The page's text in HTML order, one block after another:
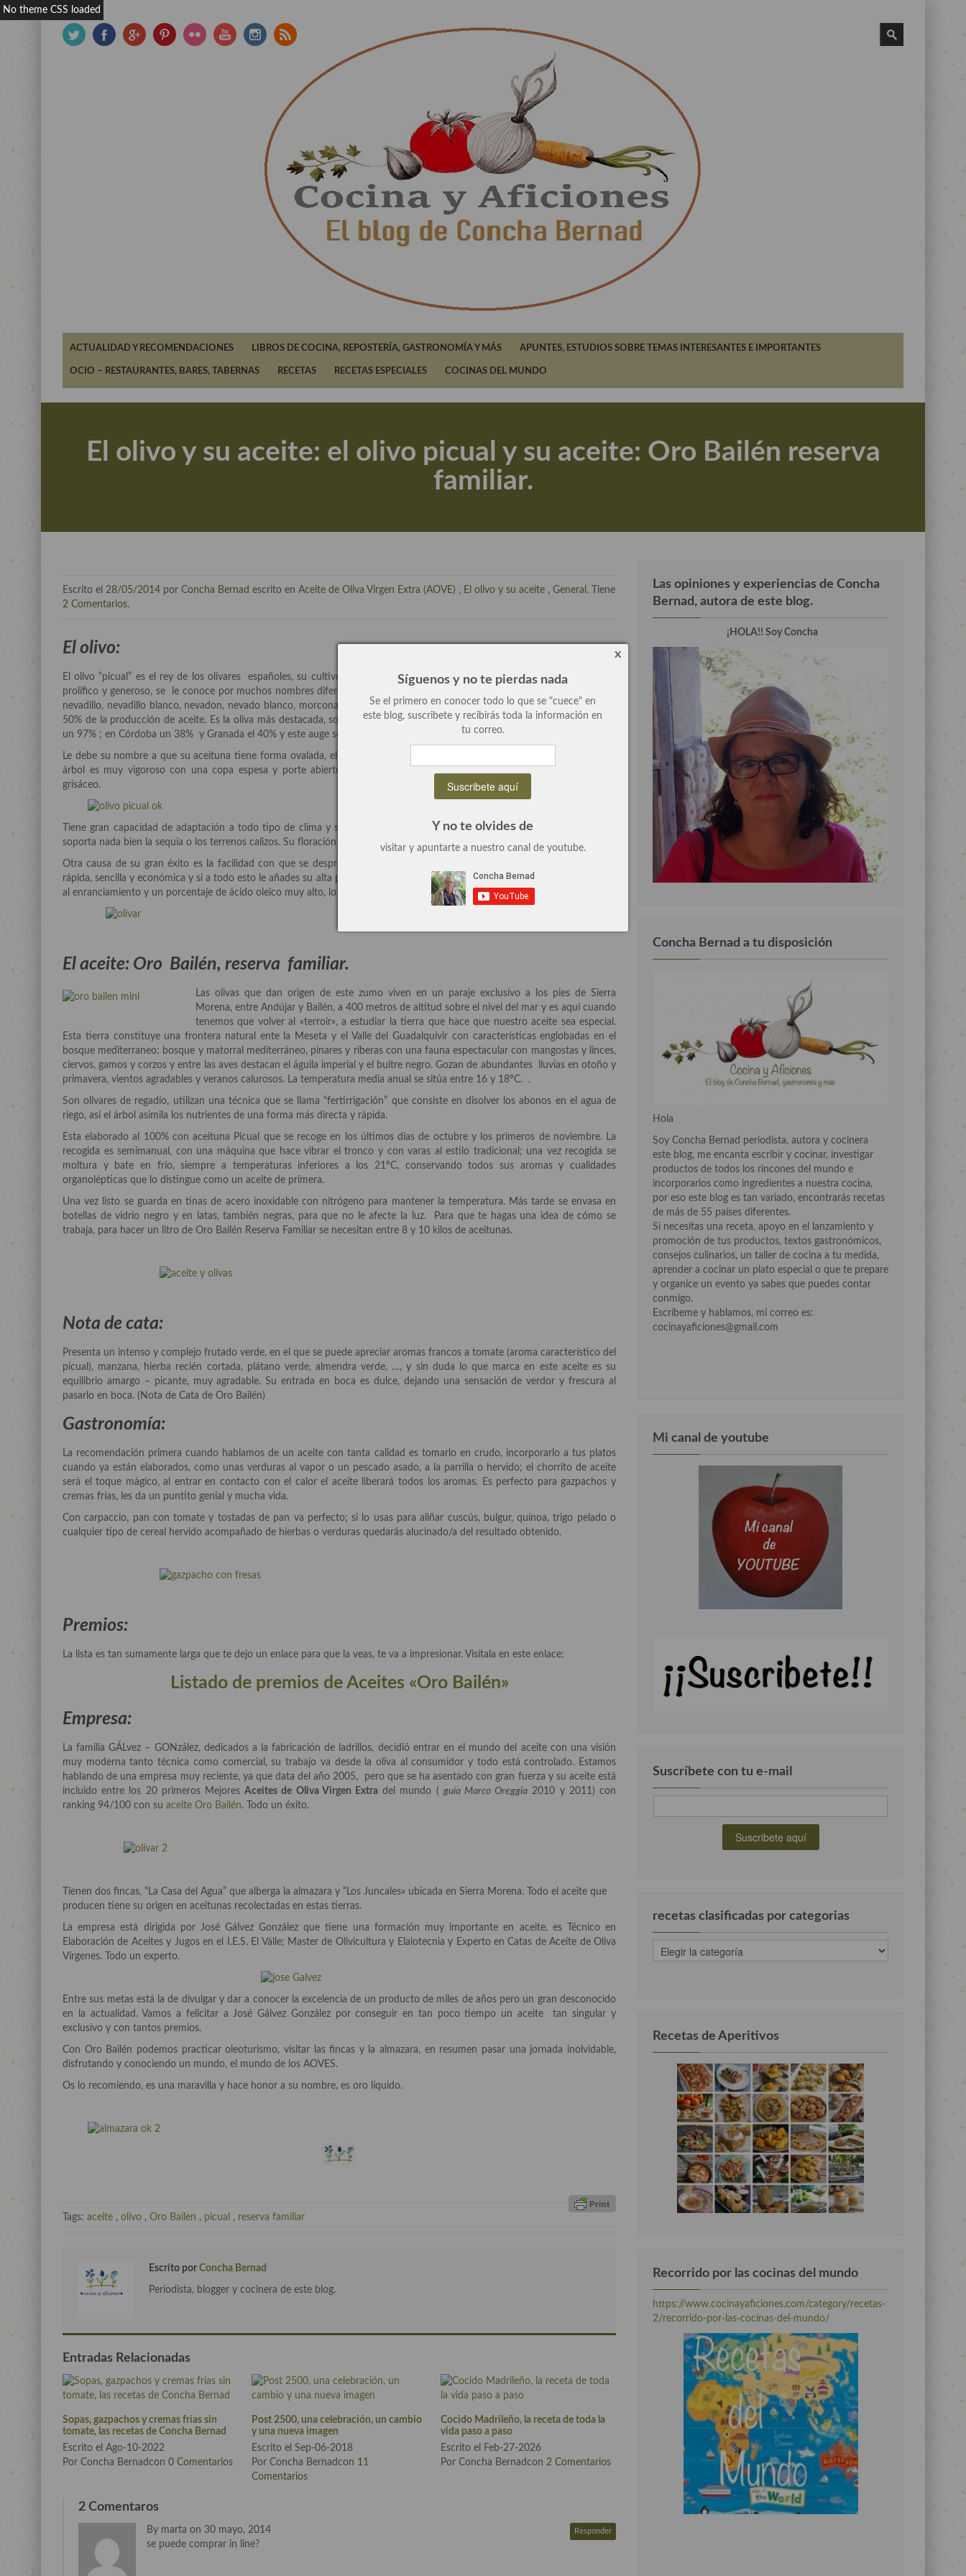
ACTUALIDAD Y RECOMENDACIONES LIBROS DE COCINA, REPOSTERÍA, GASTRONOMÍA Y MÁS APUNTES, ESTUDIOS SOBRE TEMAS INTERESANTES E IMPORTANTES
OCIO – RESTAURANTES, BARES, TABERNAS RECETAS RECETAS ESPECIALES COCINAS DEL MUNDO
El olivo y su aceite: el olivo picual y su aceite: Oro Bailén reserva
familiar.
Escrito el 28/05/2014 por Concha Bernad escrito en Aceite de Oliva Virgen Extra (AOVE) , El olivo y su aceite , General . Tiene
2 Comentarios.
El olivo:
El olivo “picual” es el rey de los olivares españoles, su cultivo está repartido por toda la geografía nacional ya que es muy
prolífico y generoso, se le conoce por muchos nombres diferentes: picual, picúa, marteño, corriente, jabata, andaluza, salga,
nevadillo, nevadillo blanco, nevadon, nevado blanco, morcona, fina, temprana…. Ocupa el 30% de la superficie olivarera y el
50% de la producción de aceite. Es la oliva más destacada, sobre todo en Andalucía y especialmente en Jaén donde ocupa
un 97% ; en Córdoba un 38% y Granada el 40% y este auge se debe a su gran productividad y pronta maduración.
Le debe su nombre a que su aceituna tiene forma ovalada, elíptica y asimétrica, con un pico al final de tamaño mediano; el
árbol es muy vigoroso con una copa espesa y porte abierto; las hojas son de tamaño medio con el haz verde y envés
grisáceo.
Tiene gran capacidad de adaptación a todo tipo de clima y suelo, aguanta el frío, la salinidad y el exceso de agua pero no
soporta nada bien la sequía o los terrenos calizos. Su floración es de intensidad media y su maduración temprana.
Otra causa de su gran éxito es la facilidad con que se desprende el fruto, lo que hace que la recolección sea mucho más
rápida, sencilla y económica y si a todo esto le añades su alta productividad, con un aceite muy estable y con gran resistencia
al enranciamiento y un porcentaje de ácido oleico muy alto, lo convierten en el olivo preferido de muchos agricultores.
El aceite: Oro Bailén, reserva familiar.
Las olivas que dan origen de este zumo viven en un paraje exclusivo a los pies de Sierra
Morena, entre Andújar y Bailén, a 400 metros de altitud sobre el nivel del mar y es aquí cuando
tenemos que volver al «terroir», a estudiar la tierra que hace que nuestro aceite sea especial.
Esta tierra constituye una frontera natural ente la Meseta y el Valle del Guadalquivir con características englobadas en el
bosque mediterraneo: bosque y matorral mediterráneo, pinares y riberas con una fauna espectacular con mangostas y linces,
ciervos, gamos y corzos y entre las aves destacan el águila imperial y el buitre negro. Gozan de abundantes lluvias en otoño y
primavera, vientos agradables y veranos calurosos. La temperatura media anual se sitúa entre 16 y 18ºC. .
Son olivares de regadío, utilizan una técnica que se llama “fertirrigación” que consiste en disolver los abonos en el agua de
riego, así el árbol asimila los nutrientes de una forma más directa y rápida.
Esta elaborado al 100% con aceituna Picual que se recoge en los últimos días de octubre y los primeros de noviembre. La
recogida es semimanual, con una máquina que hace vibrar el tronco y con varas al estilo tradicional; una vez recogida se
moltura y bate en frío, siempre a temperaturas inferiores a los 21ºC, conservando todos sus aromas y cualidades
organolépticas que lo distingue como un aceite de primera.
Una vez listo se guarda en tinas de acero inoxidable con nitrógeno para mantener la temperatura. Más tarde se envasa en
botellas de vidrio negro y en latas, también negras, para que no le afecte la luz. Para que te hagas una idea de cómo se
trabaja, para hacer un litro de Oro Bailén Reserva Familiar se necesitan entre 8 y 10 kilos de aceitunas.
Nota de cata:
Presenta un intenso y complejo frutado verde, en el que se puede apreciar aromas francos a tomate (aroma característico del
picual), manzana, hierba recién cortada, plátano verde, almendra verde, …, y sin duda lo que marca en este aceite es su
equilibrio amargo – picante, muy agradable. Su entrada en boca es dulce, dejando una sensación de verdor y frescura al
pasarlo en boca. (Nota de Cata de Oro Bailén)
Gastronomía:
La recomendación primera cuando hablamos de un aceite con tanta calidad es tomarlo en crudo, incorporarlo a tus platos
cuando ya están elaborados, como unas verduras al vapor o un pescado asado, a la parrilla o hervido; el chorrito de aceite
será el toque mágico, al entrar en contacto con el calor el aceite liberará todos los aromas. Es perfecto para gazpachos y
cremas frías, les da un puntito genial y mucha vida.
Con carpaccio, pan con tomate y tostadas de pan va perfecto; si lo usas para aliñar cuscús, bulgur, quínoa, trigo pelado o
cualquier tipo de cereal hervido acompañado de hierbas o verduras quedarás alucinado/a del resultado obtenido.
Premios:
La lista es tan sumamente larga que te dejo un enlace para que la veas, te va a impresionar. Visítala en este enlace:
Listado de premios de Aceites «Oro Bailén»
Empresa:
La familia GÁLvez – GONzález, dedicados a la fabricación de ladrillos, decidió entrar en el mundo del aceite con una visión
muy moderna tanto técnica como comercial, su trabajo va desde la oliva al consumidor y todo está controlado. Estamos
hablando de una empresa muy reciente, ya que data del año 2005, pero que se ha asentado con gran fuerza y su aceite está
incluido entre los 20 primeros MejoresAceites de Oliva Virgen Extra del mundo ( guía Marco Oreggia 2010 y 2011) con
ranking 94/100 con su aceite Oro Bailén. Todo un éxito.
Tienen dos fincas, “La Casa del Agua” que alberga la almazara y “Los Juncales» ubicada en Sierra Morena. Todo el aceite que
producen tiene su origen en aceitunas recolectadas en estas tierras.
La empresa está dirigida por José Gálvez González que tiene una formación muy importante en aceite, es Técnico en
Elaboración de Aceites y Jugos en el I.E.S. El Válle; Master de Olivicultura y Elaiotecnia y Experto en Catas de Aceite de Oliva
Vírgenes. Todo un experto.
Entre sus metas está la de divulgar y dar a conocer la excelencia de un producto de miles de años pero un gran desconocido
en la actualidad. Vamos a felicitar a José Gálvez González por conseguir en tan poco tiempo un aceite tan singular y
exclusivo y con tantos premios.
Con Oro Bailén podemos practicar oleoturismo, visitar las fincas y la almazara, en resumen pasar una jornada inolvidable,
disfrutando y conociendo un mundo, el mundo de los AOVES.
Os lo recomiendo, es una maravilla y hace honor a su nombre, es oro líquido.
Tags: aceite , olivo , Oro Bailen , picual , reserva familiar
Escrito por Concha Bernad
Periodista, blogger y cocinera de este blog.
Entradas Relacionadas
Sopas, gazpachos y cremas frías sin
tomate, las recetas de Concha Bernad
Escrito el Ago-10-2022
Por Concha Bernadcon 0 Comentarios
Post 2500, una celebración, un cambio
y una nueva imagen
Escrito el Sep-06-2018
Por Concha Bernadcon 11
Comentarios
Cocido Madrileño, la receta de toda la
vida paso a paso
Escrito el Feb-27-2026
Por Concha Bernadcon2 Comentarios
2 Comentaros
By marta on 30 mayo, 2014 Responder
se puede comprar in line?
Las opiniones y experiencias de Concha
Bernad, autora de este blog.
¡HOLA!! Soy Concha
Concha Bernad a tu disposición
Hola
Soy Concha Bernad periodista, autora y cocinera
este blog, me encanta escribir y cocinar, investigar
productos de todos los rincones del mundo e
incorporarlos como ingredientes a nuestra cocina,
por eso este blog es tan variado, encontrarás recetas
de más de 55 países diferentes.
Si necesitas una receta, apoyo en el lanzamiento y
promoción de tus productos, textos gastronómicos,
consejos culinarios, un taller de cocina a tu medida,
aprender a cocinar un plato especial o que te prepare
y organice un evento ya sabes que puedes contar
conmigo.
Escríbeme y hablamos, mi correo es:
cocinayaficiones@gmail.com
Mi canal de youtube
Suscríbete con tu e-mail
recetas clasificadas por categorias
recetas
clasificadas
Recetas de Aperitivos
Recorrido por las cocinas del mundo
https://www.cocinayaficiones.com/category/recetas-
2/recorrido-por-las-cocinas-del-mundo/
x
Síguenos y no te pierdas nada
Se el primero en conocer todo lo que se "cuece" en
este blog, suscribete y recibirás toda la información en
tu correo.
Y no te olvides de
visitar y apuntarte a nuestro canal de youtube.
No theme CSS loaded